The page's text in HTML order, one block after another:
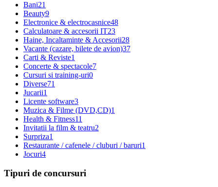
Bani21
Beauty9
Electronice & electrocasnice48
Calculatoare & accesorii IT23
Haine, Incaltaminte & Accesorii28
Vacante (cazare, bilete de avion)37
Carti & Reviste1
Concerte & spectacole7
Cursuri si training-uri0
Diverse71
Jucarii1
Licente software3
Muzica & Filme (DVD,CD)1
Health & Fitness11
Invitatii la film & teatru2
Surpriza1
Restaurante / cafenele / cluburi / baruri1
Jocuri4
Tipuri de concursuri